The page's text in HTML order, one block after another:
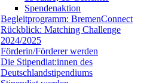
Spendenaktion
Begleitprogramm: BremenConnect
Rückblick: Matching Challenge
2024/2025
Förderin/Förderer werden
Die Stipendiat:innen des
Deutschlandstipendiums